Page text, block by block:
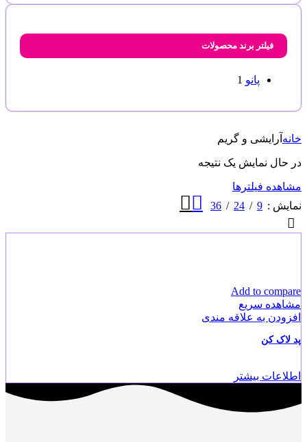
فیلتر برند محصولات
پانو 1
خانه آرایشی و گریم
در حال نمایش یک نتیجه
مشاهده فیلترها
نمایش
9
24
36
Add to compare
مشاهده سریع
افزودن به علاقه مندی
پد لاک کن
اطلاعات بیشتر